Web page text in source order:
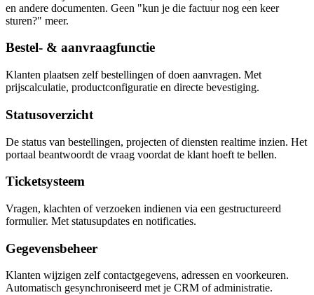
en andere documenten. Geen "kun je die factuur nog een keer
sturen?" meer.
Bestel- & aanvraagfunctie
Klanten plaatsen zelf bestellingen of doen aanvragen. Met
prijscalculatie, productconfiguratie en directe bevestiging.
Statusoverzicht
De status van bestellingen, projecten of diensten realtime inzien. Het
portaal beantwoordt de vraag voordat de klant hoeft te bellen.
Ticketsysteem
Vragen, klachten of verzoeken indienen via een gestructureerd
formulier. Met statusupdates en notificaties.
Gegevensbeheer
Klanten wijzigen zelf contactgegevens, adressen en voorkeuren.
Automatisch gesynchroniseerd met je CRM of administratie.